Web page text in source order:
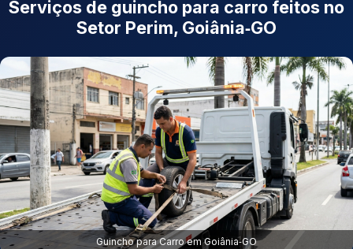
Serviços de guincho para carro feitos no
Setor Perim, Goiânia‑GO
Guincho para Carro em Goiânia‑GO